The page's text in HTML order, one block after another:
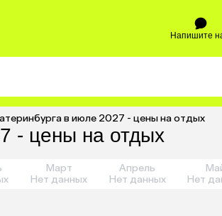
Напишите
в июле 2027 - цены на отдых
- цены на отдых
Март
Нет данных
Апрель
Нет данных
Нет